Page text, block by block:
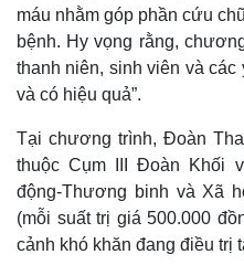
Thế giới
Quan sát
Cuộc sống đó đây
máu nhằm góp phần cứu
bệnh. Hy vọng rằng,
thanh niên, sinh viên và
và có hiệu quả”.
Tại chương trình, Đoàn
thuộc Cụm III Đoàn Khối
động-Thương binh và Xã
(mỗi suất trị giá 500.000
cảnh khó khăn đang điều trị